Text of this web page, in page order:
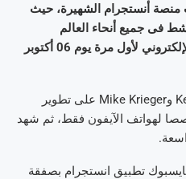
أنستجرام الشهيرة، حيث
فى جميع أنحاء العالم
منذ انضمامها إلى عالم الفضاء الإلكتروني لأول مرة يوم 06 أكتوبر
وقد أشرف كلا من Kevin Systrom وMike Krieger على تطوير
لهواتف الآيفون فقط، ثم شهد
شركة فايسبوك تطبيق انستجرام بصفقة